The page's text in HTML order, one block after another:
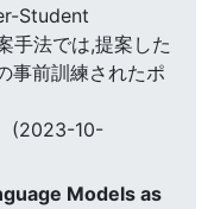
Student
手法では,提案した
事前訓練されたポ
(2023-10-
Models as